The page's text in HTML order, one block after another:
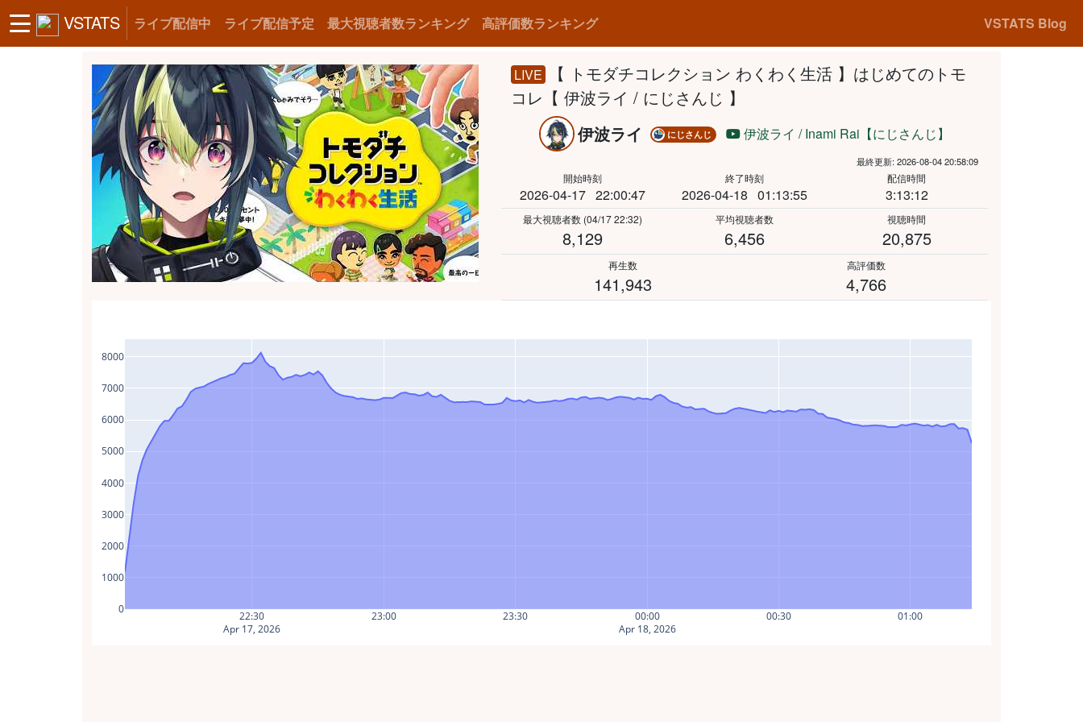
VSTATS ライブ配信中 ライブ配信予定 最大視聴者数ランキング 高評価数ランキング VSTATS Blog
LIVE
【 トモダチコレクション わくわく生活 】はじめてのトモ
コレ【 伊波ライ / にじさんじ 】
伊波ライ
にじさんじ 伊波ライ / Inami Rai【にじさんじ】
最終更新: 2026-08-04 20:58:09
開始時刻
2026-04-17 22:00:47
終了時刻
2026-04-18 01:13:55
配信時間
3:13:12
最大視聴者数 (04/17 22:32)
8,129
平均視聴者数
6,456
視聴時間
20,875
再生数
141,943
高評価数
4,766
22:30
Apr 17, 2026
23:00 23:30 00:00
Apr 18, 2026
00:30 01:00
0
1000
2000
3000
4000
5000
6000
7000
8000